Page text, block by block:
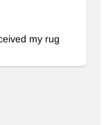
my rug